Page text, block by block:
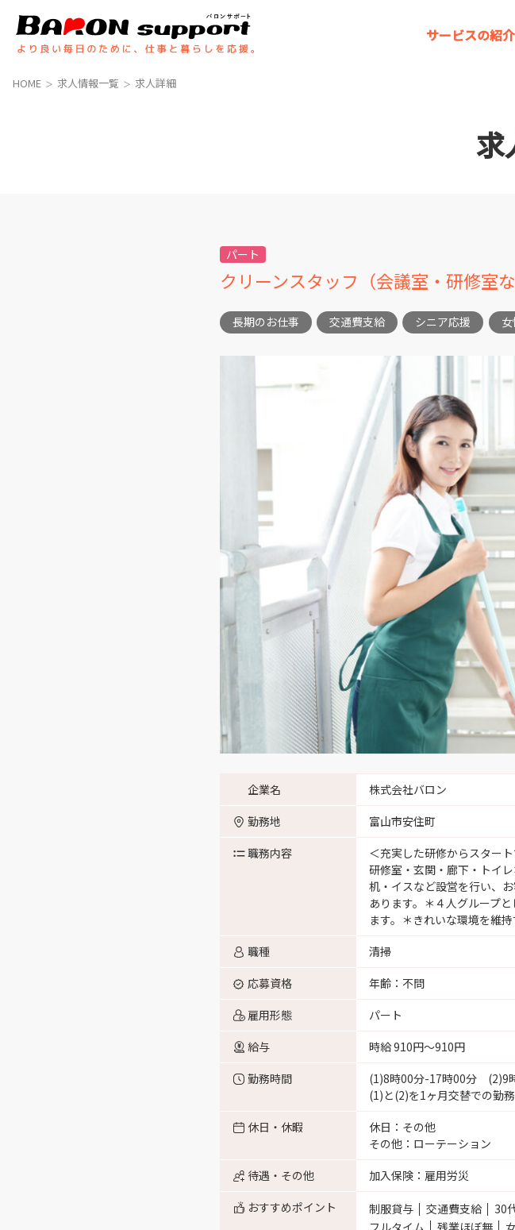
サービスの紹介
HOME 求人情報一覧 求人詳細
求
パート
クリーンスタッフ（会議室・研修室
長期のお仕事 交通費支給 シニア応援
企業名
株式会社バロン
勤務地
富山市安住町
職務内容
＜充実した研修からスター
研修室・玄関・廊下・トイ
机・イスなど設営を行い、
あります。＊４人グループ
ます。＊きれいな環境を維持
職種
清掃
応募資格
年齢：不問
雇用形態
パート
給与
時給 910円〜910円
勤務時間
(1)8時00分-17時00分 (2)9
(1)と(2)を1ヶ月交替での勤務
休日・休暇
休日：その他
その他：ローテーション
待遇・その他
加入保険：雇用労災
おすすめポイント
制服貸与 交通費支給 30
フルタイム
残業ほぼ無